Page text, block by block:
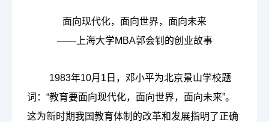
面向现代化，面向世界，面向未来
——上海大学MBA郭会钊的创业故事
1983年10月1日，邓小平为北京景山学校题
词：“教育要面向现代化，面向世界，面向未来”。
这为新时期我国教育体制的改革和发展指明了正确